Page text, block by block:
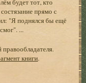
будет тот, кто
прямо с
"Я поднялся бы ещё
...
книги.